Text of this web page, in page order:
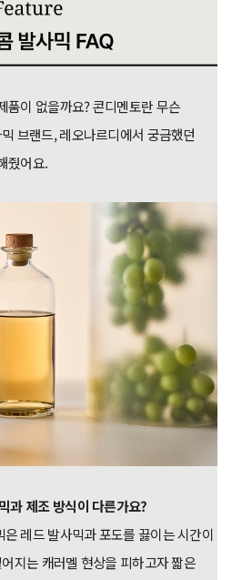
품이 없을까요? 콘디멘토란 무슨
브랜드, 레오나르디에서 궁금했던
줬어요.
과 제조 방식이 다른가요?
레드 발사믹과 포도를 끓이는 시간이
지는 캐러멜 현상을 피하고자 짧은